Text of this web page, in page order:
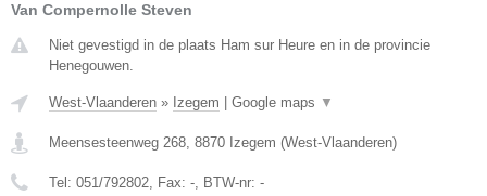
Van Compernolle Steven
Niet gevestigd in de plaats Ham sur Heure en in de provincie
Henegouwen.
West-Vlaanderen » Izegem Google maps ▼
Meensesteenweg 268, 8870 Izegem (West-Vlaanderen)
Tel: 051/792802, Fax: -, BTW-nr: -